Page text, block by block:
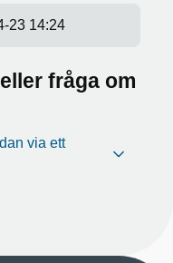
23 14:24
fråga om
via ett